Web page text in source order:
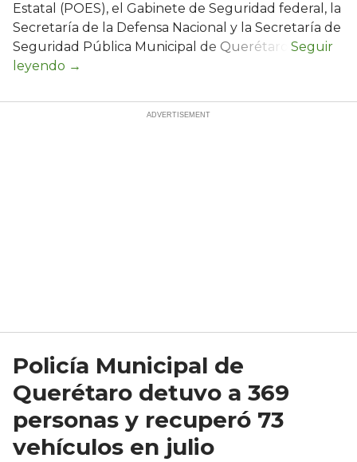
Estatal (POES), el Gabinete de Seguridad federal, la
Secretaría de la Defensa Nacional y la Secretaría de
Seguridad Pública Municipal de Querétaro.
Policía Municipal de
Querétaro detuvo a 369
personas y recuperó 73
vehículos en julio